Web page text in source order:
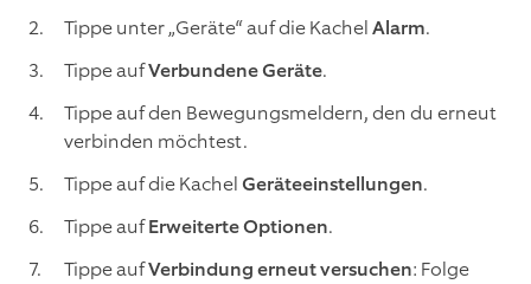
Tippe unter „Geräte“ auf die KachelAlarm.
Tippe aufVerbundene Geräte.
Tippe auf den Bewegungsmeldern, den du erneut
verbinden möchtest.
Tippe auf die KachelGeräteeinstellungen.
Tippe aufErweiterte Optionen.
Tippe aufVerbindung erneut versuchen: Folge